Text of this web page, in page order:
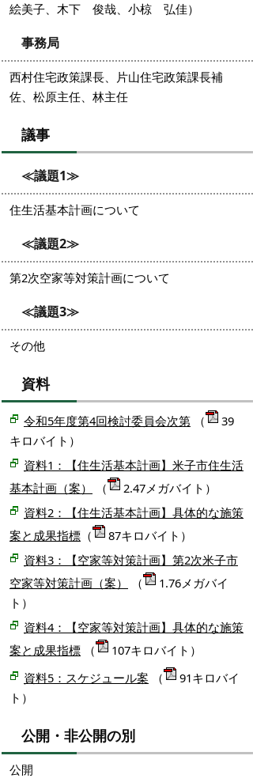
絵美子、木下 俊哉、小椋 弘佳）
事務局
西村住宅政策課長、片山住宅政策課長補
佐、松原主任、林主任
議事
≪議題1≫
住生活基本計画について
≪議題2≫
第2次空家等対策計画について
≪議題3≫
その他
資料
令和5年度第4回検討委員会次第 （
39
キロバイト）
資料1：【住生活基本計画】米子市住生活
基本計画（案）
（
2.47メガバイト）
資料2：【住生活基本計画】具体的な施策
案と成果指標 （
87キロバイト）
資料3：【空家等対策計画】第2次米子市
空家等対策計画（案）
（
1.76メガバイ
ト）
資料4：【空家等対策計画】具体的な施策
案と成果指標 （
107キロバイト）
資料5：スケジュール案 （
91キロバイ
ト）
公開・非公開の別
公開